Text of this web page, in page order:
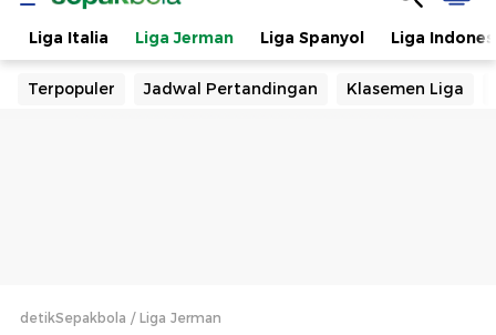
Liga Italia Liga Jerman Liga Spanyol Liga
Terpopuler Jadwal Pertandingan Klasemen Liga
detikSepakbola Liga Jerman